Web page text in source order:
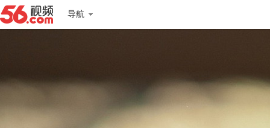
导航